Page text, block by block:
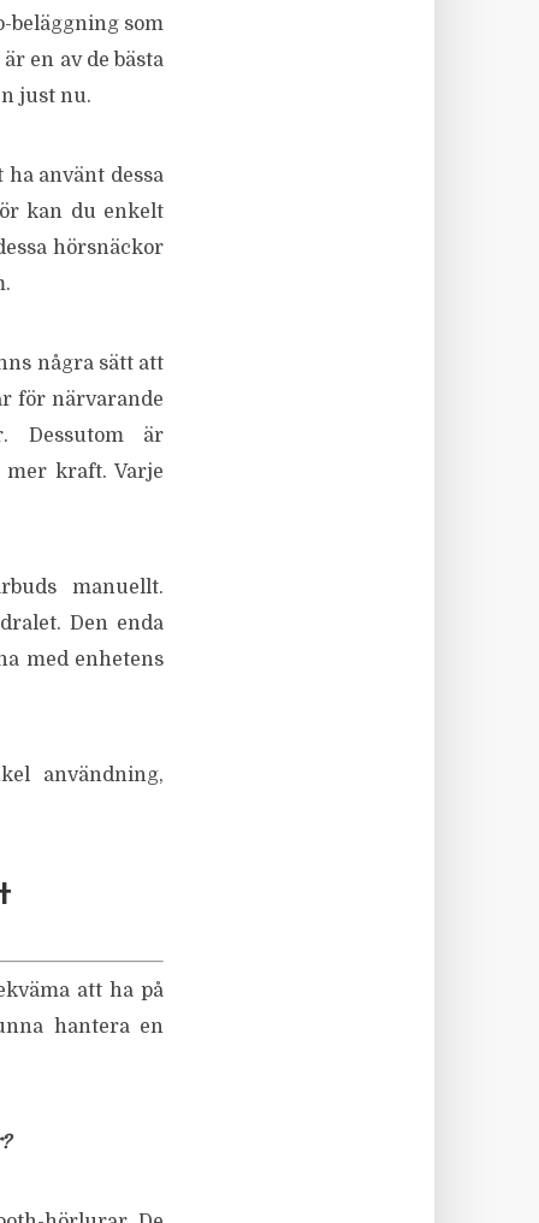
beläggning som
en av de bästa
just nu.
använt dessa
kan du enkelt
hörsnäckor
några sätt att
för närvarande
Dessutom är
kraft. Varje
manuellt.
Den enda
med enhetens
användning,
att ha på
hantera en